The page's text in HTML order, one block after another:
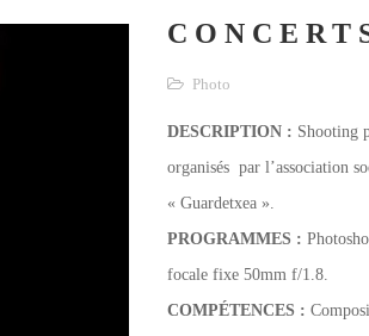
Photo
DESCRIPTION : Shooting
organisés par l’association
« Guardetxea ».
PROGRAMMES :
focale fixe 50mm f/1.8.
COMPÉTENCES :